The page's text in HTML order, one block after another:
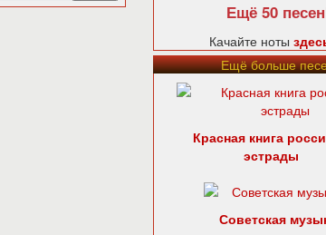
Ещё 50
Качайте ноты
Ещё больше
Красная книга
эстрады
Советская